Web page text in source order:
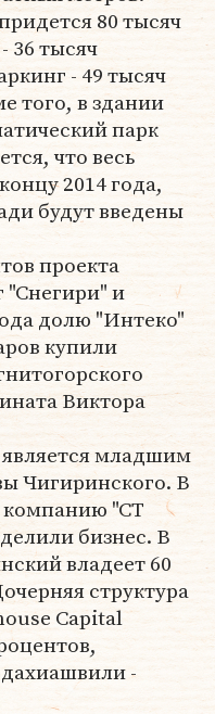
80 тысяч
36 тысяч
- 49 тысяч
того, в здании
парк
что весь
2014 года,
будут введены
проекта
"Снегири" и
долю "Интеко"
купили
Виктора
младшим
Чигиринского. В
компанию "СТ
бизнес. В
владеет 60
структура
Capital
-